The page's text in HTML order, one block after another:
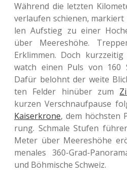
Wäh­rend die letz­ten
ver­lau­fen schie­nen,
len Auf­stieg zu einer
über Mee­res­hö­he.
Erklim­men. Doch
watch einen Puls von 160
Dafür belohnt der weite
ten Felder hin­über zum
kurzen Ver­schnauf­pau­se
Kai­ser­kro­ne, dem höchs­ten
rung. Schma­le Stufen
Meter über Mee­res­hö­he
me­na­les 360-Grad-
und Böh­mi­sche Schweiz.